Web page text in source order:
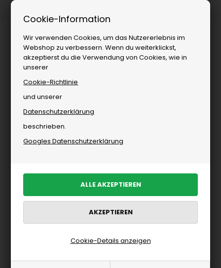
Cookie-Information
Wir verwenden Cookies, um das Nutzererlebnis im
Webshop zu verbessern. Wenn du weiterklickst,
akzeptierst du die Verwendung von Cookies, wie in
unserer
Cookie-Richtlinie
und unserer
Datenschutzerklärung
beschrieben.
Googles Datenschutzerklärung
Cookie-Details anzeigen
Wohnen
Ausgewählte Artikel